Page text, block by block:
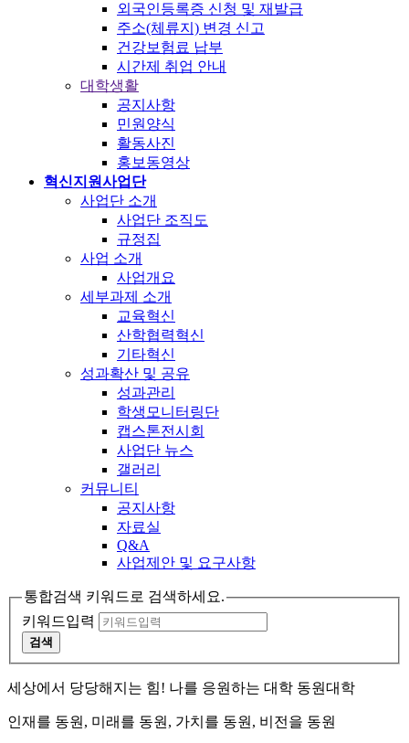
외국인등록증 신청 및 재발급
주소(체류지) 변경 신고
건강보험료 납부
시간제 취업 안내
대학생활
공지사항
민원양식
활동사진
홍보동영상
혁신지원사업단
사업단 소개
사업단 조직도
규정집
사업 소개
사업개요
세부과제 소개
교육혁신
산학협력혁신
기타혁신
성과확산 및 공유
성과관리
학생모니터링단
캡스톤전시회
사업단 뉴스
갤러리
커뮤니티
공지사항
자료실
Q&A
사업제안 및 요구사항
통합검색 키워드로 검색하세요.
키워드입력
검색
세상에서 당당해지는 힘! 나를 응원하는 대학 동원대학
인재를 동원, 미래를 동원, 가치를 동원, 비전을 동원